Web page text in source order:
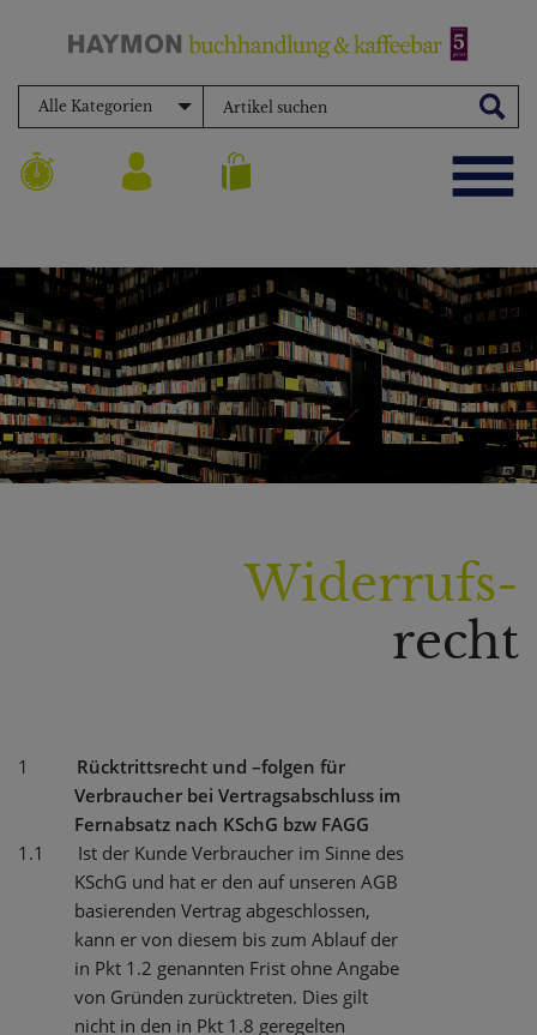
Alle Kategorien
Widerrufs-
recht
1
Rücktrittsrecht und –folgen für
Verbraucher bei Vertragsabschluss im
Fernabsatz nach KSchG bzw FAGG
1.1
Ist der Kunde Verbraucher im Sinne des
KSchG und hat er den auf unseren AGB
basierenden Vertrag abgeschlossen,
kann er von diesem bis zum Ablauf der
in Pkt 1.2 genannten Frist ohne Angabe
von Gründen zurücktreten. Dies gilt
nicht in den in Pkt 1.8 geregelten